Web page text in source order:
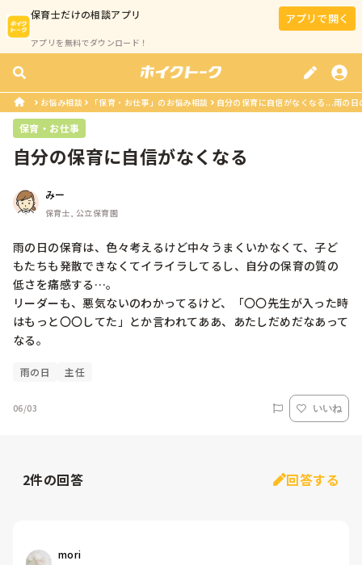
保育士だけの相談アプリ
アプリを無料でダウンロード！
アプリで開く
お悩み相談 「保育・お仕事」のお悩み相談 自分の保育に自信がなくなる...雨の
保育・お仕事
自分の保育に自信がなくなる
みー
保育士, 公立保育園
雨の日の保育は、色々考えるけど中々うまくいかなくて、子ど
もたちも発散できなくてイライラしてるし、自分の保育の質の
低さを痛感する…。
リーダーも、悪気ないのわかってるけど、「〇〇先生が入った時
はもっと〇〇してた」とか言われてああ、あたしだめだなあって
雨の日 主任
06/03 いいね
2件の回答 回答する
mori